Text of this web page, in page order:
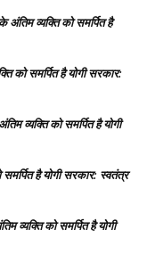
अंतिम व्यक्ति को समर्पित है
को समर्पित है योगी सरकार:
व्यक्ति को समर्पित है योगी
है योगी सरकार: स्वतंत्र
व्यक्ति को समर्पित है योगी